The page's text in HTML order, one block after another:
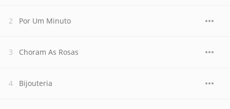
Por Um Minuto
Choram As Rosas
Bijouteria